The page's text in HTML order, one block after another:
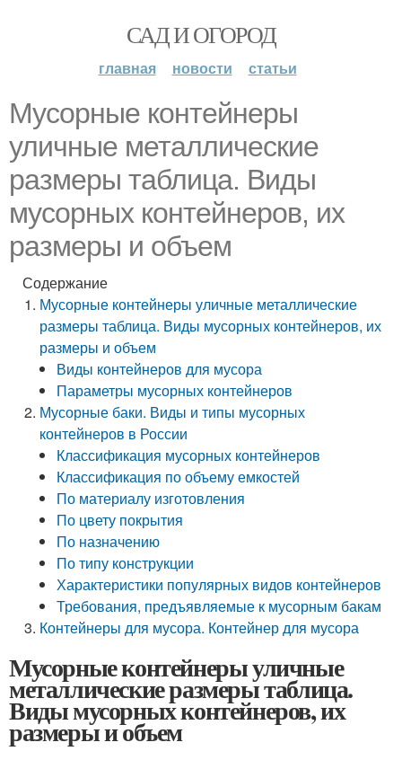
САД И ОГОРОД
главная новости статьи
Мусорные контейнеры
уличные металлические
размеры таблица. Виды
мусорных контейнеров, их
размеры и объем
Содержание
Мусорные контейнеры уличные металлические
размеры таблица. Виды мусорных контейнеров, их
размеры и объем
Виды контейнеров для мусора
Параметры мусорных контейнеров
Мусорные баки. Виды и типы мусорных
контейнеров в России
Классификация мусорных контейнеров
Классификация по объему емкостей
По материалу изготовления
По цвету покрытия
По назначению
По типу конструкции
Характеристики популярных видов контейнеров
Требования, предъявляемые к мусорным бакам
Контейнеры для мусора. Контейнер для мусора
Мусорные контейнеры уличные
металлические размеры таблица.
Виды мусорных контейнеров, их
размеры и объем